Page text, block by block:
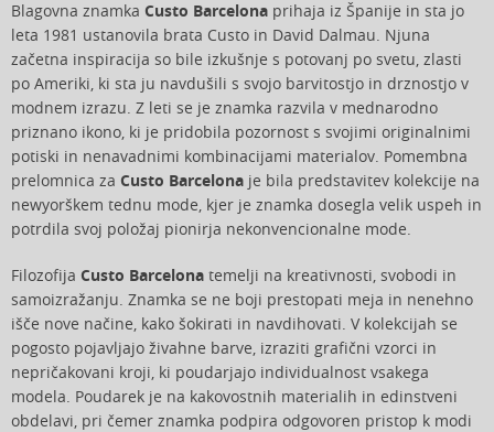
Blagovna znamka Custo Barcelona prihaja iz Španije in sta jo
leta 1981 ustanovila brata Custo in David Dalmau. Njuna
začetna inspiracija so bile izkušnje s potovanj po svetu, zlasti
po Ameriki, ki sta ju navdušili s svojo barvitostjo in drznostjo v
modnem izrazu. Z leti se je znamka razvila v mednarodno
priznano ikono, ki je pridobila pozornost s svojimi originalnimi
potiski in nenavadnimi kombinacijami materialov. Pomembna
prelomnica za Custo Barcelona je bila predstavitev kolekcije na
newyorškem tednu mode, kjer je znamka dosegla velik uspeh in
potrdila svoj položaj pionirja nekonvencionalne mode.
Filozofija Custo Barcelona temelji na kreativnosti, svobodi in
samoizražanju. Znamka se ne boji prestopati meja in nenehno
išče nove načine, kako šokirati in navdihovati. V kolekcijah se
pogosto pojavljajo živahne barve, izraziti grafični vzorci in
nepričakovani kroji, ki poudarjajo individualnost vsakega
modela. Poudarek je na kakovostnih materialih in edinstveni
obdelavi, pri čemer znamka podpira odgovoren pristop k modi